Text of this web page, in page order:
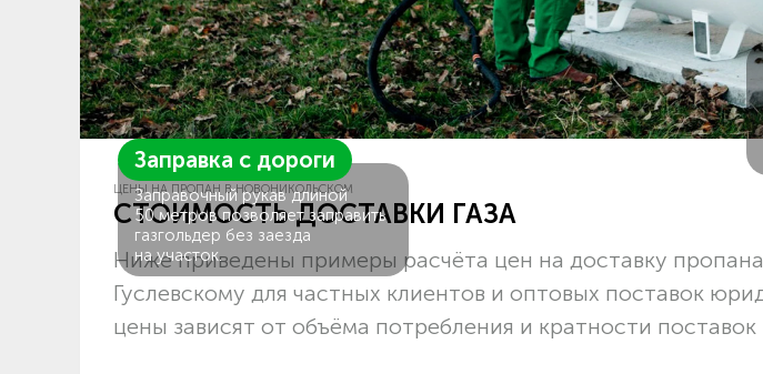
Заправка с дороги
Заправочный рукав длиной
50 метров позволяет заправить
газгольдер без заезда
на участок.
ЦЕНЫ НА ПРОПАН В НОВОНИКОЛЬСКОМ
СТОИМОСТЬ ДОСТАВКИ ГАЗА
Ниже приведены примеры расчёта цен на доставку
Гуслевскому для частных клиентов и оптовых поставок
цены зависят от объёма потребления и кратности поставок